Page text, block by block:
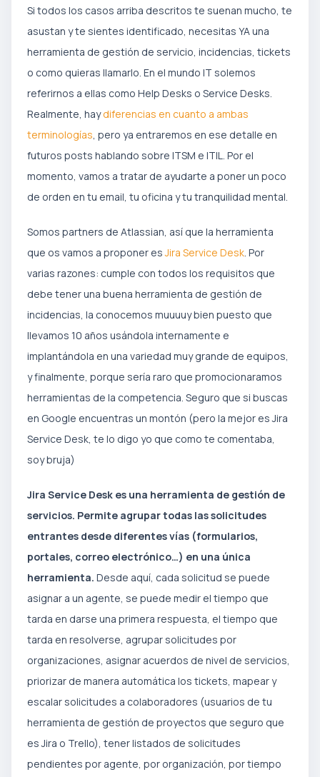
Si todos los casos arriba descritos te suenan mucho, te
asustan y te sientes identificado, necesitas YA una
herramienta de gestión de servicio, incidencias, tickets
o como quieras llamarlo. En el mundo IT solemos
referirnos a ellas como Help Desks o Service Desks.
Realmente, haydiferencias en cuanto a ambas
terminologías, pero ya entraremos en ese detalle en
futuros posts hablando sobre ITSM e ITIL. Por el
momento, vamos a tratar de ayudarte a poner un poco
de orden en tu email, tu oficina y tu tranquilidad mental.
Somos partners de Atlassian, así que la herramienta
que os vamos a proponer esJira Service Desk. Por
varias razones: cumple con todos los requisitos que
debe tener una buena herramienta de gestión de
incidencias, la conocemos muuuuy bien puesto que
llevamos 10 años usándola internamente e
implantándola en una variedad muy grande de equipos,
y finalmente, porque sería raro que promocionaramos
herramientas de la competencia. Seguro que si buscas
en Google encuentras un montón (pero la mejor es Jira
Service Desk, te lo digo yo que como te comentaba,
soy bruja)
Jira Service Desk es una herramienta de gestión de
servicios. Permite agrupar todas las solicitudes
entrantes desde diferentes vías (formularios,
portales, correo electrónico…) en una única
herramienta. Desde aquí, cada solicitud se puede
asignar a un agente, se puede medir el tiempo que
tarda en darse una primera respuesta, el tiempo que
tarda en resolverse, agrupar solicitudes por
organizaciones, asignar acuerdos de nivel de servicios,
priorizar de manera automática los tickets, mapear y
escalar solicitudes a colaboradores (usuarios de tu
herramienta de gestión de proyectos que seguro que
es Jira o Trello), tener listados de solicitudes
pendientes por agente, por organización, por tiempo